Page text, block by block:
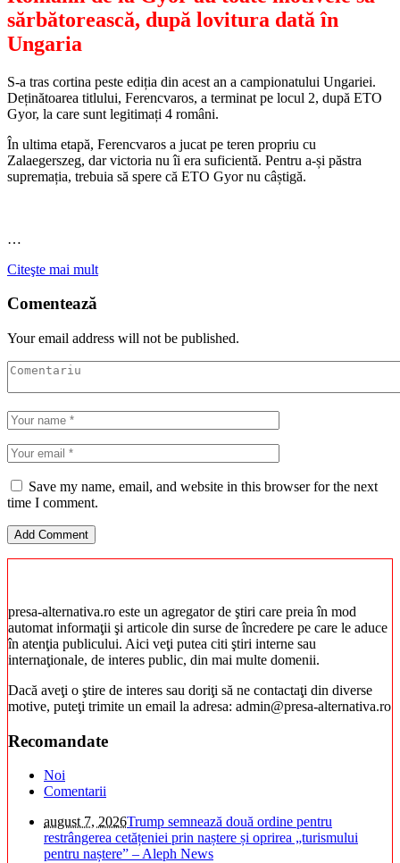
sărbătorească, după lovitura dată în
Ungaria
S-a tras cortina peste ediția din acest an a campionatului Ungariei.
Deținătoarea titlului, Ferencvaros, a terminat pe locul 2, după ETO
Gyor, la care sunt legitimați 4 români.
În ultima etapă, Ferencvaros a jucat pe teren propriu cu
Zalaegerszeg, dar victoria nu îi era suficientă. Pentru a-și păstra
supremația, trebuia să spere că ETO Gyor nu câștigă.
…
Citeşte mai mult
Comentează
Your email address will not be published.
Save my name, email, and website in this browser for the next
time I comment.
presa-alternativa.ro este un agregator de ştiri care preia în mod
automat informaţii şi articole din surse de încredere pe care le aduce
în atenţia publicului. Aici veţi putea citi ştiri interne sau
internaţionale, de interes public, din mai multe domenii.
Dacă aveţi o ştire de interes sau doriţi să ne contactaţi din diverse
motive, puteţi trimite un email la adresa: admin@presa-alternativa.ro
Recomandate
Noi
Comentarii
august 7, 2026Trump semnează două ordine pentru
restrângerea cetățeniei prin naștere și oprirea „turismului
pentru naștere” – Aleph News